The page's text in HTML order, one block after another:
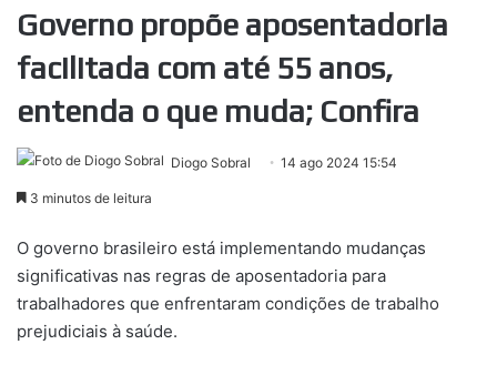
Governo propõe aposentadoria
facilitada com até 55 anos,
entenda o que muda; Confira
Diogo Sobral 14 ago 2024 15:54
3 minutos de leitura
O governo brasileiro está implementando mudanças
significativas nas regras de aposentadoria para
trabalhadores que enfrentaram condições de trabalho
prejudiciais à saúde.